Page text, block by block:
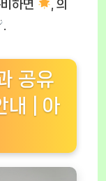
하면
, 의
공유
내 | 아